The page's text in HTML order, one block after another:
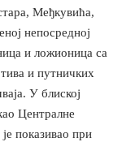
Међкувића,
непосредној
и ложионица са
и путничких
У блиској
Централне
показивао при